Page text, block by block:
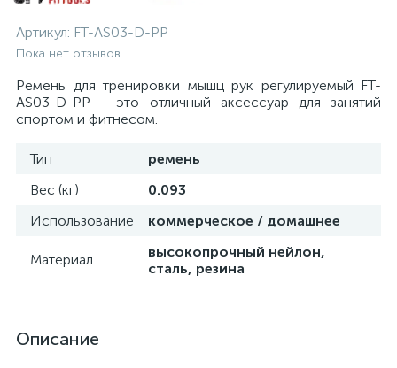
Артикул: FT-AS03-D-PP
Пока нет отзывов
Ремень для тренировки мышц рук регулируемый FT-
AS03-D-PP - это отличный аксессуар для занятий
спортом и фитнесом.
Тип
ремень
Вес (кг)
0.093
Использование
коммерческое / домашнее
Материал
высокопрочный нейлон,
сталь, резина
Описание